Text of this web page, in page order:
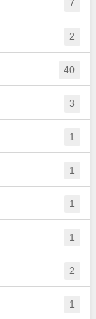
7
2
40
3
1
1
1
1
2
1